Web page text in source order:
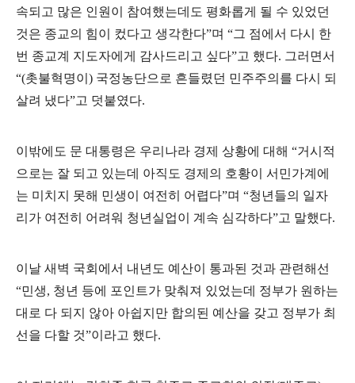
속되고 많은 인원이 참여했는데도 평화롭게 될 수 있었던
것은 종교의 힘이 컸다고 생각한다”며 “그 점에서 다시 한
번 종교계 지도자에게 감사드리고 싶다”고 했다. 그러면서
“(촛불혁명이 ) 국정농단으로 흔들렸던 민주주의를 다시 되
살려 냈다”고 덧붙였다.
이밖에도 문 대통령은 우리나라 경제 상황에 대해 “거시적
으로는 잘 되고 있는데 아직도 경제의 호황이 서민가계에
는 미치지 못해 민생이 여전히 어렵다”며 “청년들의 일자
리가 여전히 어려워 청년실업이 계속 심각하다”고 말했다.
이날 새벽 국회에서 내년도 예산이 통과된 것과 관련해선
“민생, 청년 등에 포인트가 맞춰져 있었는데 정부가 원하는
대로 다 되지 않아 아쉽지만 합의된 예산을 갖고 정부가 최
선을 다할 것”이라고 했다.